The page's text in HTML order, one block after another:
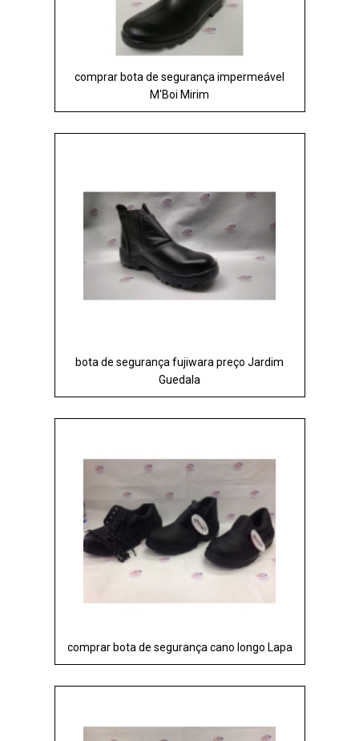
comprar bota de segurança impermeável
M'Boi Mirim
bota de segurança fujiwara preço Jardim
Guedala
comprar bota de segurança cano longo Lapa